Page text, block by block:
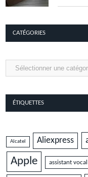
CATÉGORIES
Catégories
ÉTIQUETTES
Alcatel Aliexpress
Apple assistant vocal